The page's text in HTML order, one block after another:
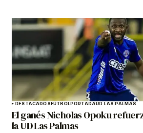
DESTACADOSFÚTBOLPORTADAUD LAS PALMAS
El ganés Nicholas Opoku
la UD Las Palmas